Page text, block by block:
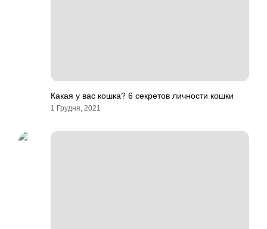
Какая у вас кошка? 6 секретов личности кошки
1 Грудня, 2021